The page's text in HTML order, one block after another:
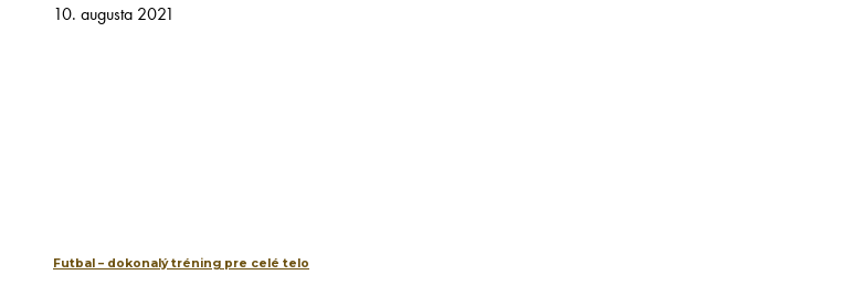
10. augusta 2021
Futbal – dokonalý tréning pre celé telo